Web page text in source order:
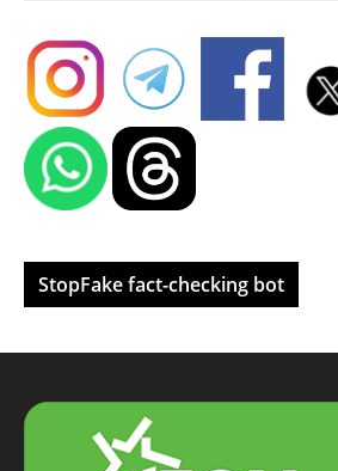
StopFake fact-checking bot